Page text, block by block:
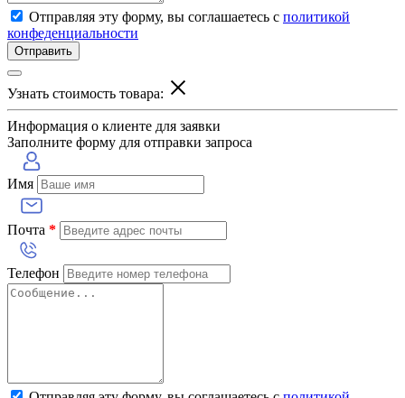
Отправляя эту форму, вы соглашаетесь с политикой
конфеденциальности
Отправить
Узнать стоимость товара:
Информация о клиенте для заявки
Заполните форму для отправки запроса
Имя
Почта *
Телефон